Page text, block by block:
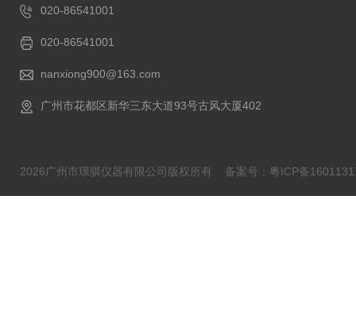
020-86541001
020-86541001
nanxiong900@163.com
广州市花都区新华三东大道93号古风大厦402
2026广州市璟骐仪器有限公司版权所有 备案号：粤ICP备